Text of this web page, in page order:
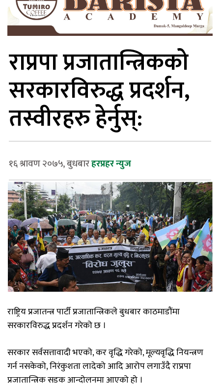
राप्रपा प्रजातान्त्रिकको
सरकारविरुद्ध प्रदर्शन,
तस्वीरहरु हेर्नुस्:
१६ श्रावण २०७५, बुधबारहरप्रहर न्युज
राष्ट्रिय प्रजातन्त्र पार्टी प्रजातान्त्रिकले बुधबार काठमाडौंमा
सरकारविरुद्ध प्रदर्शन गरेको छ ।
सरकार सर्वसत्तावादी भएको, कर वृद्धि गरेको, मूल्यवृद्धि नियन्त्रण
गर्न नसकेको, निरंकुशता लादेको आदि आरोप लगाउँदै राप्रपा
प्रजातान्त्रिक सडक आन्दोलनमा आएको हो ।